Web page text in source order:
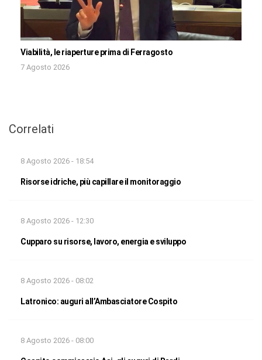
Viabilità, le riaperture prima di Ferragosto
7 Agosto 2026
Correlati
8 Agosto 2026 - 18:54
Risorse idriche, più capillare il monitoraggio
8 Agosto 2026 - 12:30
Cupparo su risorse, lavoro, energia e sviluppo
8 Agosto 2026 - 08:02
Latronico: auguri all’Ambasciatore Cospito
8 Agosto 2026 - 08:00